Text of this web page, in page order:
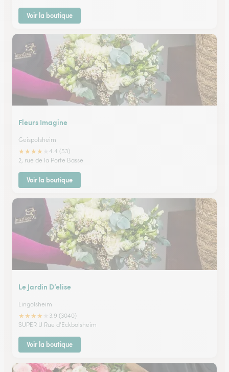
Voir la boutique
Fleurs Imagine
Geispolsheim
★★★★
4.4 (53)
2, rue de la Porte Basse
Voir la boutique
Le Jardin D’elise
Lingolsheim
★★★★
3.9 (3040)
SUPER U Rue d'Eckbolsheim
Voir la boutique